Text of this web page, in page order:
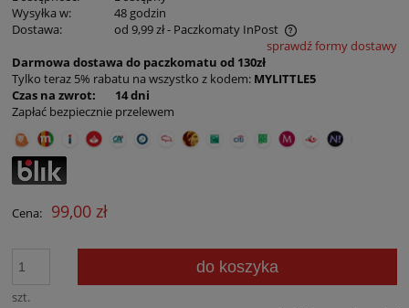
Wysyłka w:
48 godzin
Dostawa:
od 9,99 zł- Paczkomaty InPost
Cena nie zawiera ewentualnych kosztów płatnościsprawdź formy dostawy
Darmowa dostawa do paczkomatu od 130zł
Tylko teraz 5% rabatu na wszystko z kodem: MYLITTLE5
Czas na zwrot: 14 dni
Zapłać bezpiecznie przelewem
Cena: 99,00 zł
szt.
do koszyka